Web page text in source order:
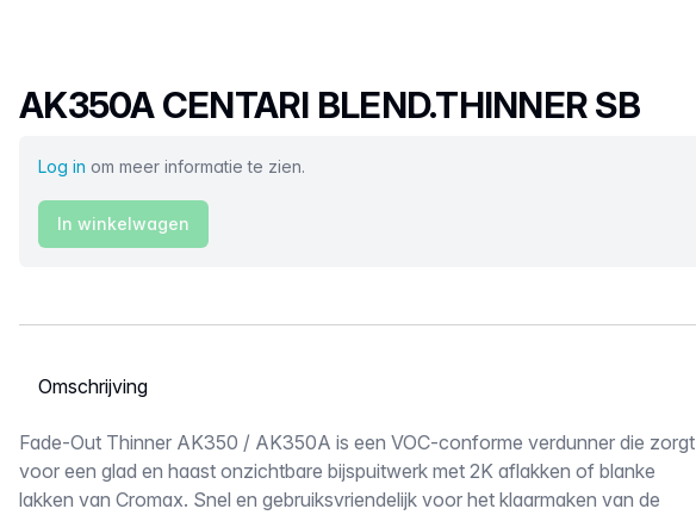
Productnaam
AK350A CENTARI BLEND.THINNER SB
Log in om meer informatie te zien.
In winkelwagen
Selecteer een tabblad
Omschrijving
Fade-Out Thinner AK350 / AK350A is een VOC-conforme verdunner die zorgt
voor een glad en haast onzichtbare bijspuitwerk met 2K aflakken of blanke
lakken van Cromax. Snel en gebruiksvriendelijk voor het klaarmaken van de